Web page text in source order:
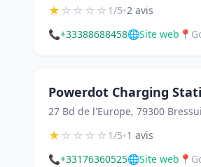
★☆☆☆☆1/5•2 avis
📞+33388688458🌐Site web 📍
Powerdot Charging
27 Bd de l'Europe, 79300
★☆☆☆☆1/5•1 avis
📞+33176360525🌐Site web 📍